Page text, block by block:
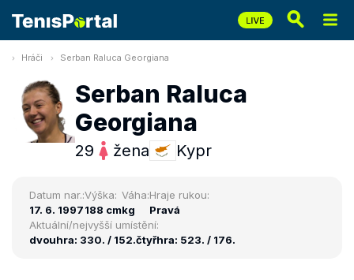
Hráči Serban Raluca Georgiana
Serban Raluca
Georgiana
29 žena Kypr
Datum nar.:
17. 6. 1997
Výška:
188 cm
Váha:
kg
Hraje rukou:
Pravá
Aktuální/nejvyšší umístění:
dvouhra: 330. / 152.čtyřhra: 523. / 176.